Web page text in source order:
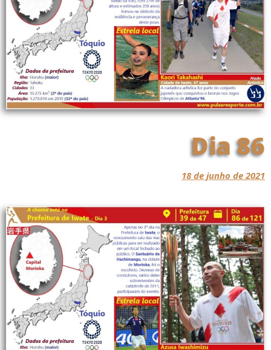
Dia 86
18 de junho de 2021